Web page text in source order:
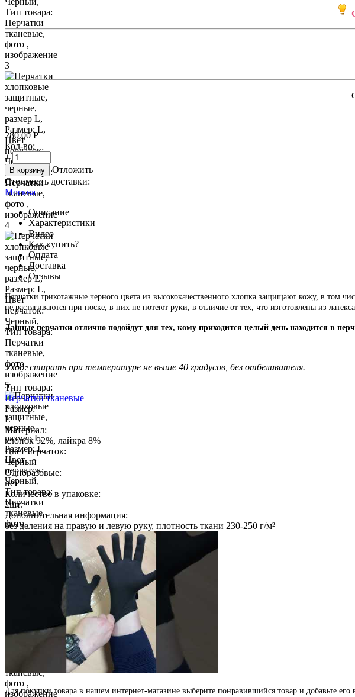
280.00 Р
Кол-во:
+
−
В корзину
Отложить
Стоимость доставки:
Москва
Описание
Характеристики
Видео
Как купить?
Оплата
Доставка
Отзывы
Перчатки трикотажные черного цвета из высококачественного хлопка защищают кожу, в том
не растягиваются при носке, в них не потеют руки, в отличие от тех, что изготовлены из
Данные перчатки отлично подойдут для тех, кому приходится целый день находится в
Уход: стирать при температуре не выше 40 градусов, без отбеливателя.
Тип товара:
Перчатки тканевые
Размер:
L
Материал:
хлопок 92%, лайкра 8%
Цвет перчаток:
Черный
Одноразовые:
нет
Количество в упаковке:
2шт.
Дополнительная информация:
без деления на правую и левую руку, плотность ткани 230-250 г/м²
Для покупки товара в нашем интернет-магазине выберите понравившийся товар и добавьте